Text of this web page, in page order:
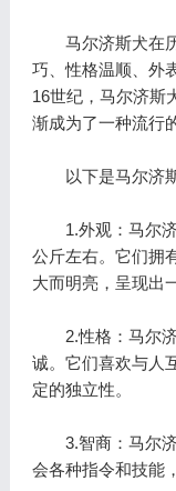
马尔济斯犬在历
巧、性格温顺、外
16世纪，马尔济斯
渐成为了一种流行
以下是马尔济斯
1.外观：马尔济
公斤左右。它们拥
大而明亮，呈现出
2.性格：马尔济
诚。它们喜欢与人
定的独立性。
3.智商：马尔济
会各种指令和技能